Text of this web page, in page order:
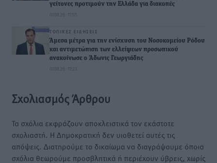
γείτονες προτιμούν την Ελλάδα για διακοπές
07.08.26 · 17:55
ΤΟΠΙΚΈΣ ΕΙΔΉΣΕΙΣ
Άμεσα μέτρα για την ενίσχυση του Νοσοκομείου Ρόδου
και αντιμετώπιση των ελλείψεων προσωπικού
ανακοίνωσε ο Άδωνις Γεωργιάδης
07.08.26 · 17:23
Σχολιασμός Άρθρου
Τα σχόλια εκφράζουν αποκλειστικά τον εκάστοτε
σχολιαστή. Η Δημοκρατική δεν υιοθετεί αυτές τις
απόψεις. Διατηρούμε το δικαίωμα να διαγράψουμε όποια
σχόλια θεωρούμε προσβλητικά ή περιέχουν ύβρεις, χωρίς